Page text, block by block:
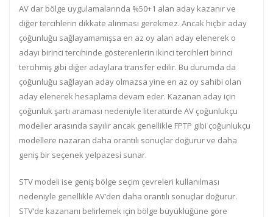
AV dar bölge uygulamalarında %50+1 alan aday kazanır ve
diğer tercihlerin dikkate alınması gerekmez. Ancak hiçbir aday
çoğunluğu sağlayamamışsa en az oy alan aday elenerek o
adayı birinci tercihinde gösterenlerin ikinci tercihleri birinci
tercihmiş gibi diğer adaylara transfer edilir. Bu durumda da
çoğunluğu sağlayan aday olmazsa yine en az oy sahibi olan
aday elenerek hesaplama devam eder. Kazanan aday için
çoğunluk şartı araması nedeniyle literatürde AV çoğunlukçu
modeller arasında sayılır ancak genellikle FPTP gibi çoğunlukçu
modellere nazaran daha orantılı sonuçlar doğurur ve daha
geniş bir seçenek yelpazesi sunar.
STV modeli ise geniş bölge seçim çevreleri kullanılması
nedeniyle genellikle AV’den daha orantılı sonuçlar doğurur.
STV’de kazananı belirlemek için bölge büyüklüğüne göre